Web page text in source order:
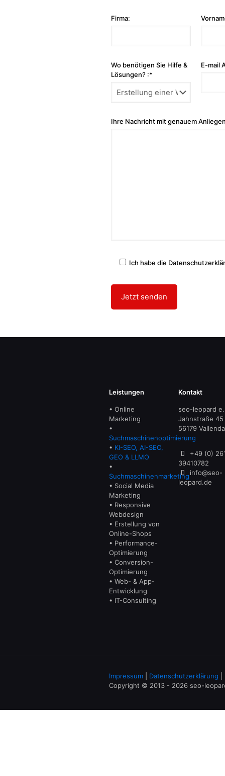
Firma:
Wo benötigen Sie Hilfe &
Lösungen? :*
E-mail
Ihre Nachricht mit genauem
Ich habe die
Leistungen
• Online
Marketing
•
Suchmaschinenoptimierung
• KI-SEO, AI-SEO,
GEO & LLMO
•
Suchmaschinenmarketing
• Social Media
Marketing
• Responsive
Webdesign
• Erstellung von
Online-Shops
• Performance-
Optimierung
• Conversion-
Optimierung
• Web- & App-
Entwicklung
• IT-Consulting
Kontakt
seo-leopard
Jahnstraße 45
56179
+49 (0)
39410782
info@seo-
leopard.de
Impressum Datenschutzerklärung
Copyright © 2013 - 2026 seo-